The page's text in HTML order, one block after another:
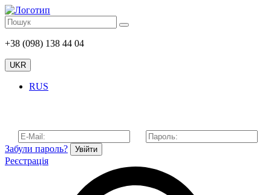
+38 (098) 138 44 04
UKR
RUS
Забули пароль? Увійти
Реєстрація